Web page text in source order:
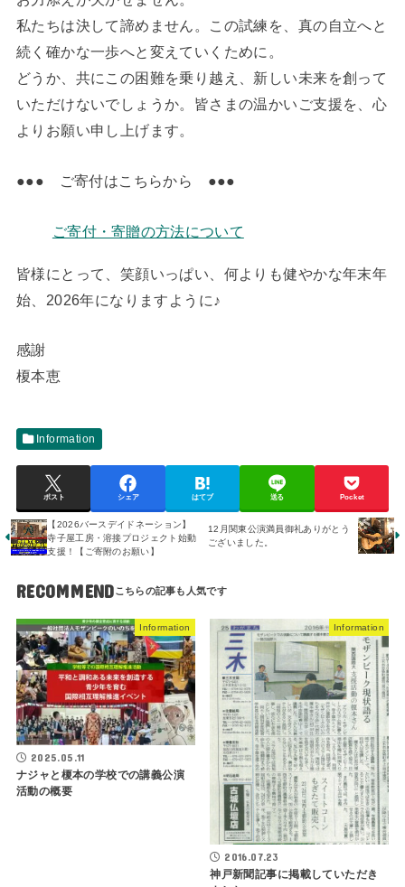
私たちは決して諦めません。この試練を、真の自立へと
続く確かな一歩へと変えていくために。
どうか、共にこの困難を乗り越え、新しい未来を創って
いただけないでしょうか。皆さまの温かいご支援を、心
よりお願い申し上げます。
●●● ご寄付はこちらから ●●●
ご寄付・寄贈の方法について
皆様にとって、笑顔いっぱい、何よりも健やかな年末年
始、2026年になりますように♪
感謝
榎本恵
Information
ポスト シェア はてブ 送る Pocket
【2026バースデイドネーション】
寺子屋工房・溶接プロジェクト始動
支援！【ご寄附のお願い】
12月関東公演満員御礼ありがとう
ございました。
RECOMMEND
Information
2025.05.11
ナジャと榎本の学校での講義公演
活動の概要
Information
2016.07.23
神戸新聞記事に掲載していただき